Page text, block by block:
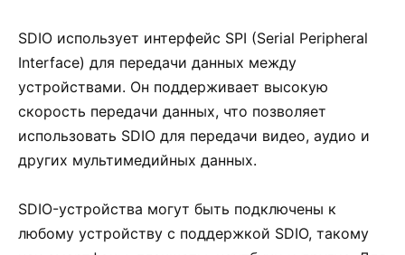
SDIO использует интерфейс SPI (Serial Peripheral
Interface) для передачи данных между
устройствами. Он поддерживает высокую
скорость передачи данных, что позволяет
использовать SDIO для передачи видео, аудио и
других мультимедийных данных.
SDIO-устройства могут быть подключены к
любому устройству с поддержкой SDIO, такому